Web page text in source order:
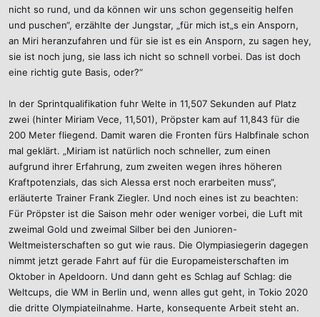
nicht so rund, und da können wir uns schon gegenseitig helfen
und puschen“, erzählte der Jungstar, „für mich ist„s ein Ansporn,
an Miri heranzufahren und für sie ist es ein Ansporn, zu sagen hey,
sie ist noch jung, sie lass ich nicht so schnell vorbei. Das ist doch
eine richtig gute Basis, oder?“
In der Sprintqualifikation fuhr Welte in 11,507 Sekunden auf Platz
zwei (hinter Miriam Vece, 11,501), Pröpster kam auf 11,843 für die
200 Meter fliegend. Damit waren die Fronten fürs Halbfinale schon
mal geklärt. „Miriam ist natürlich noch schneller, zum einen
aufgrund ihrer Erfahrung, zum zweiten wegen ihres höheren
Kraftpotenzials, das sich Alessa erst noch erarbeiten muss“,
erläuterte Trainer Frank Ziegler. Und noch eines ist zu beachten:
Für Pröpster ist die Saison mehr oder weniger vorbei, die Luft mit
zweimal Gold und zweimal Silber bei den Junioren-
Weltmeisterschaften so gut wie raus. Die Olympiasiegerin dagegen
nimmt jetzt gerade Fahrt auf für die Europameisterschaften im
Oktober in Apeldoorn. Und dann geht es Schlag auf Schlag: die
Weltcups, die WM in Berlin und, wenn alles gut geht, in Tokio 2020
die dritte Olympiateilnahme. Harte, konsequente Arbeit steht an.